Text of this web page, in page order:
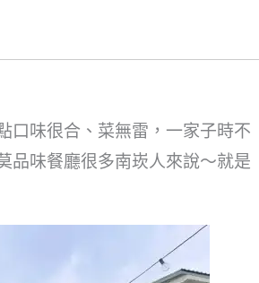
口味很合、菜無雷，一家子時不
品味餐廳很多南崁人來說～就是